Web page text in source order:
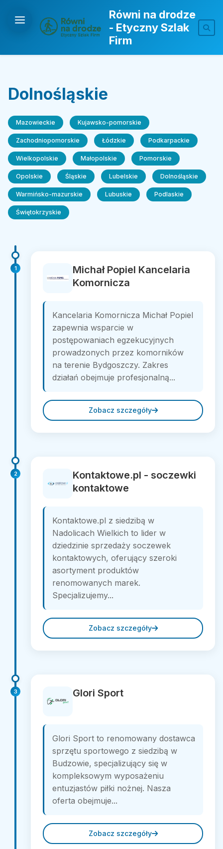
Równi na drodze
- Etyczny Szlak
Firm
Dolnośląskie
Mazowieckie Kujawsko-pomorskie
Zachodniopomorskie Łódzkie Podkarpackie
Wielkopolskie Małopolskie Pomorskie
Opolskie Śląskie Lubelskie Dolnośląskie
Warmińsko-mazurskie Lubuskie Podlaskie
Świętokrzyskie
1
Michał Popiel Kancelaria
Komornicza
Kancelaria Komornicza Michał Popiel
zapewnia wsparcie w
postępowaniach egzekucyjnych
prowadzonych przez komorników
na terenie Bydgoszczy. Zakres
działań obejmuje profesjonalną...
Zobacz szczegóły
2
Kontaktowe.pl - soczewki
kontaktowe
Kontaktowe.pl z siedzibą w
Nadolicach Wielkich to lider w
dziedzinie sprzedaży soczewek
kontaktowych, oferujący szeroki
asortyment produktów
renomowanych marek.
Specjalizujemy...
Zobacz szczegóły
3 Glori Sport
Glori Sport to renomowany dostawca
sprzętu sportowego z siedzibą w
Budzowie, specjalizujący się w
kompleksowym wyposażeniu
entuzjastów piłki nożnej. Nasza
oferta obejmuje...
Zobacz szczegóły